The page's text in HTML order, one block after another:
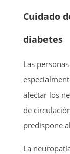
Cuidado
diabetes
Las
afectar los
de
predispone
La